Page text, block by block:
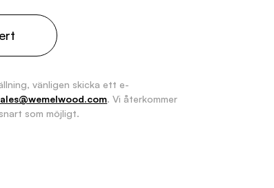
vänligen skicka ett e-
. Vi återkommer
som möjligt.